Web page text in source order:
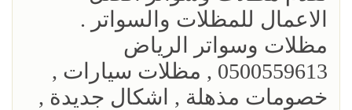
الاعمال للمظلات والسواتر .
مظلات وسواتر الرياض
0500559613 , مظلات سيارات ,
خصومات مذهلة , اشكال جديدة ,